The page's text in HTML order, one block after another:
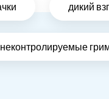
дикий
неконтролируемые